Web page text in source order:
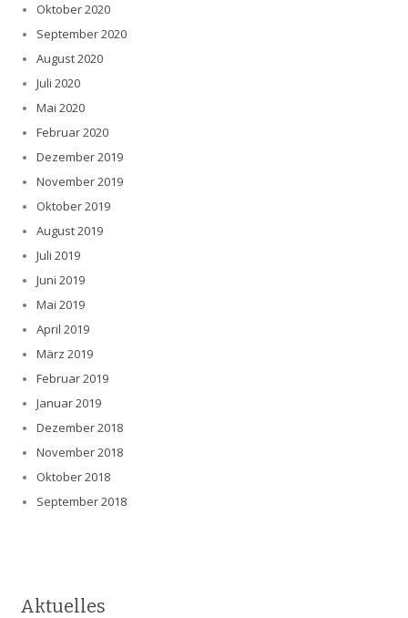
Oktober 2020
September 2020
August 2020
Juli 2020
Mai 2020
Februar 2020
Dezember 2019
November 2019
Oktober 2019
August 2019
Juli 2019
Juni 2019
Mai 2019
April 2019
März 2019
Februar 2019
Januar 2019
Dezember 2018
November 2018
Oktober 2018
September 2018
Aktuelles